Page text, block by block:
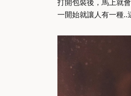
打開包裝後，馬上就
一開始就讓人有一種..